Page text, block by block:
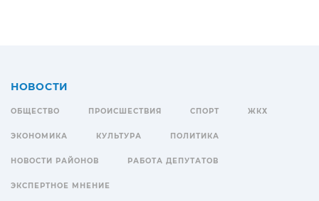
НОВОСТИ
ОБЩЕСТВО ПРОИСШЕСТВИЯ СПОРТ ЖКХ
ЭКОНОМИКА КУЛЬТУРА ПОЛИТИКА
НОВОСТИ РАЙОНОВ РАБОТА ДЕПУТАТОВ
ЭКСПЕРТНОЕ МНЕНИЕ